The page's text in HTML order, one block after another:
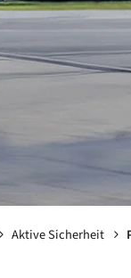
Aktive Sicherheit